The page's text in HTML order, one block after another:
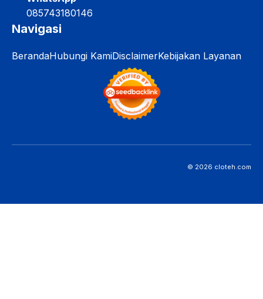
085743180146
Navigasi
BerandaHubungi KamiDisclaimerKebijakan Layanan
© 2026 cloteh.com